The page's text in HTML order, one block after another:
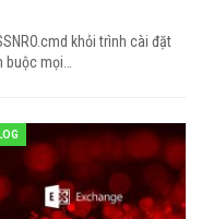
khỏi trình cài đặt
buộc mọi